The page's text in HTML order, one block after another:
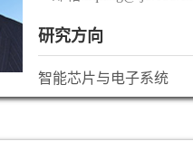
研究方向
智能芯片与电子系统